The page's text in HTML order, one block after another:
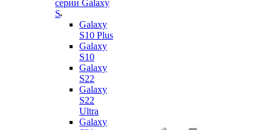
серии Galaxy
S
Galaxy
S10 Plus
Galaxy
S10
Galaxy
S22
Galaxy
S22
Ultra
Galaxy